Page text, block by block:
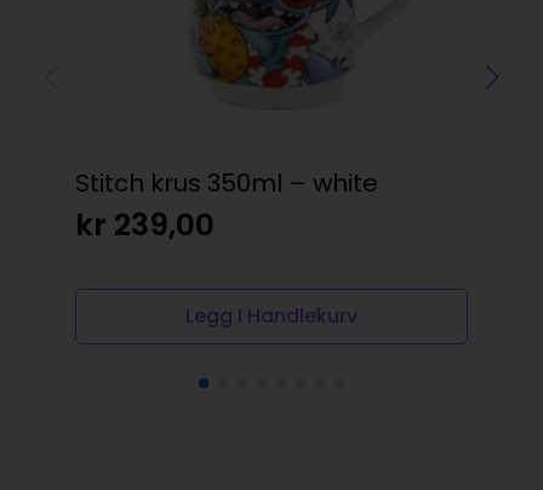
Stitch krus 350ml – white
kr 239,00
Legg I Handlekurv